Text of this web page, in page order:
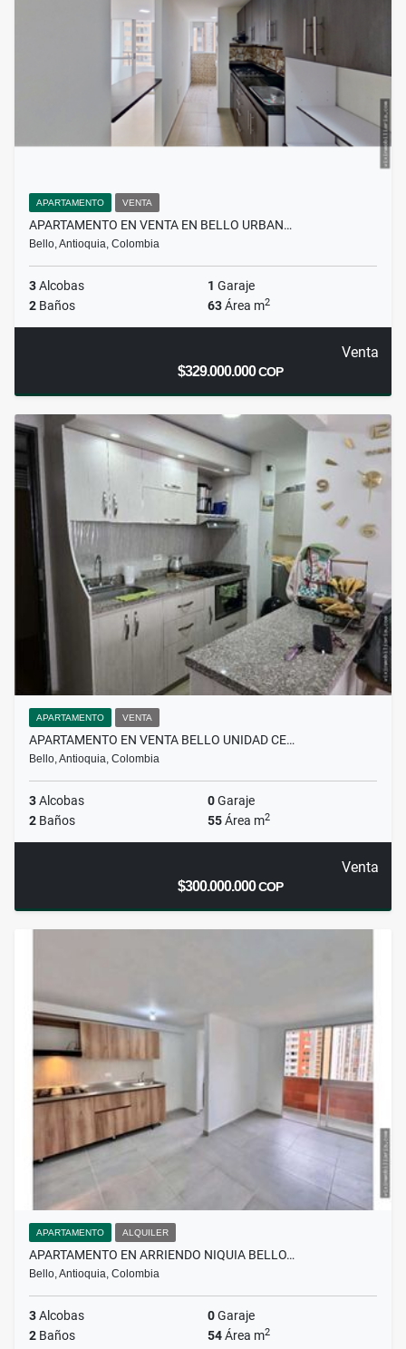
APARTAMENTO VENTA
APARTAMENTO EN VENTA EN BELLO URBAN…
Bello, Antioquia, Colombia
3Alcobas 1 Garaje
2 Baños 63Área m2
Venta
$329.000.000COP
APARTAMENTO VENTA
APARTAMENTO EN VENTA BELLO UNIDAD CE…
Bello, Antioquia, Colombia
3Alcobas 0Garaje
2 Baños 55Área m2
Venta
$300.000.000COP
APARTAMENTO ALQUILER
APARTAMENTO EN ARRIENDO NIQUIA BELLO…
Bello, Antioquia, Colombia
3Alcobas 0Garaje
2 Baños 54Área m2